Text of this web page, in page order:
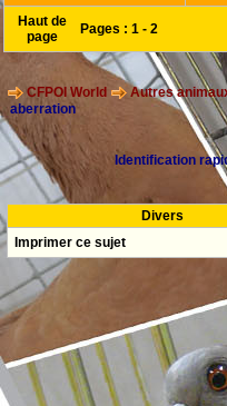
Haut de
page
Pages : 1 - 2
CFPOI World Autres
aberration
Identification
Divers
Imprimer ce sujet